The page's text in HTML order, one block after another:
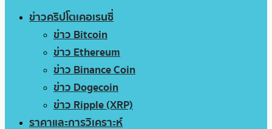
ข่าวคริปโตเคอเรนซี่
ข่าว Bitcoin
ข่าว Ethereum
ข่าว Binance Coin
ข่าว Dogecoin
ข่าว Ripple (XRP)
ราคาและการวิเคราะห์